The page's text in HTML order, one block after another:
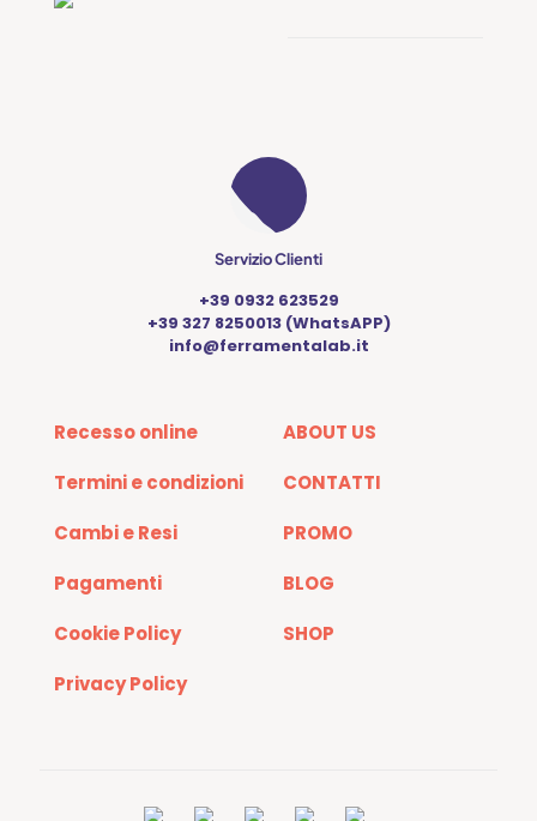
Servizio Clienti
+39 0932 623529
+39 327 8250013 (WhatsAPP)
info@ferramentalab.it
Recesso online
Termini e condizioni
Cambi e Resi
Pagamenti
Cookie Policy
Privacy Policy
ABOUT US
CONTATTI
PROMO
BLOG
SHOP